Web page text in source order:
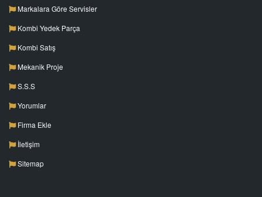
Markalara Göre Servisler
Kombi Yedek Parça
Kombi Satış
Mekanik Proje
S.S.S
Yorumlar
Firma Ekle
İletişim
Sitemap